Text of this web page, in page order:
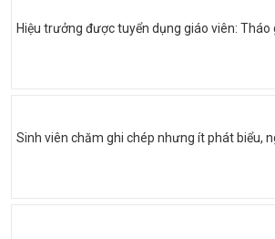
Hiệu trưởng được tuyển dụng giáo viên: Tháo
Sinh viên chăm ghi chép nhưng ít phát biểu,